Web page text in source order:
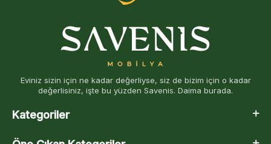
Eviniz sizin için ne kadar değerliyse, siz de bizim için o kadar
değerlisiniz, işte bu yüzden Savenis. Daima burada.
Kategoriler